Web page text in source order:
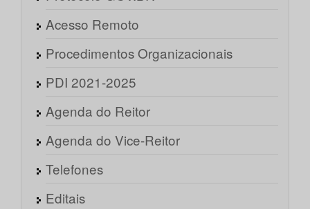
Acesso Remoto
Procedimentos Organizacionais
PDI 2021-2025
Agenda do Reitor
Agenda do Vice-Reitor
Telefones
Editais